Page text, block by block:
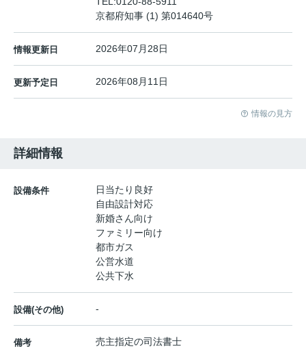
京都府知事 (1) 第014640号
情報更新日 2026年07月28日
更新予定日 2026年08月11日
情報の見方
詳細情報
設備条件
日当たり良好
自由設計対応
新婚さん向け
ファミリー向け
都市ガス
公営水道
公共下水
設備(その他) -
備考 売主指定の司法書士